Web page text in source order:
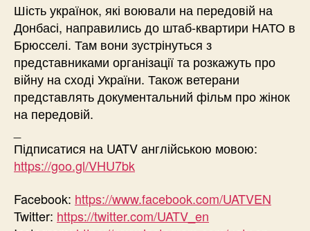
Шість українок, які воювали на передовій на
Донбасі, направились до штаб-квартири НАТО в
Брюсселі. Там вони зустрінуться з
представниками організації та розкажуть про
війну на сході України. Також ветерани
представлять документальний фільм про жінок
на передовій.
Підписатися на UATV англійською мовою:
https://goo.gl/VHU7bk
Facebook: https://www.facebook.com/UATVEN
Twitter: https://twitter.com/UATV_en